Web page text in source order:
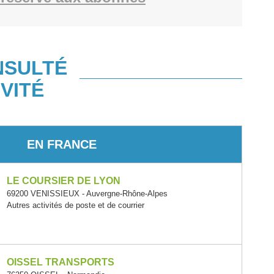
EN FRANCE
LE COURSIER DE LYON
69200 VENISSIEUX - Auvergne-Rhône-Alpes
Autres activités de poste et de courrier
OISSEL TRANSPORTS